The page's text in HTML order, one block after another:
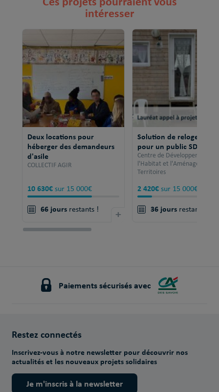
intéresser
Deux locations pour
héberger des demandeurs
d'asile
COLLECTIF AGIR
10 630€ sur 15 000€
66 jours restants ! +
Solution de relogement
pour un public SDF
Centre de Développement
l'Habitat et l'Aménagement
Territoires
2 420€ sur 15 000€
36 jours restants !
Paiements sécurisés avec
Restez connectés
Inscrivez-vous à notre newsletter pour découvrir nos
actualités et les nouveaux projets solidaires
Je m'inscris à la newsletter